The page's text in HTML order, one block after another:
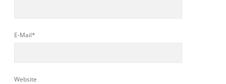
E-Mail*
Website